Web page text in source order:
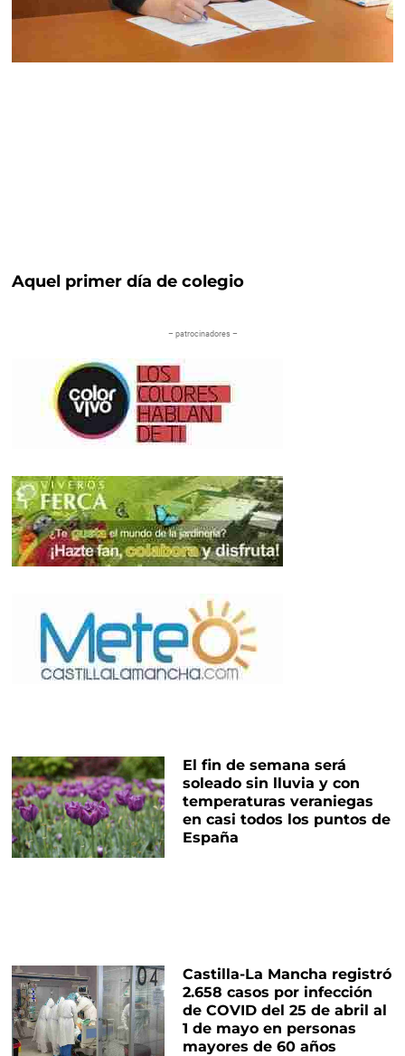
Aquel primer día de colegio
– patrocinadores –
El fin de semana será
soleado sin lluvia y con
temperaturas veraniegas
en casi todos los puntos de
España
Castilla-La Mancha registró
2.658 casos por infección
de COVID del 25 de abril al
1 de mayo en personas
mayores de 60 años